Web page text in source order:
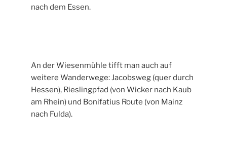
nach dem Essen.
An der Wiesenmühle tifft man auch auf
weitere Wanderwege: Jacobsweg (quer durch
Hessen), Rieslingpfad (von Wicker nach Kaub
am Rhein) und Bonifatius Route (von Mainz
nach Fulda).